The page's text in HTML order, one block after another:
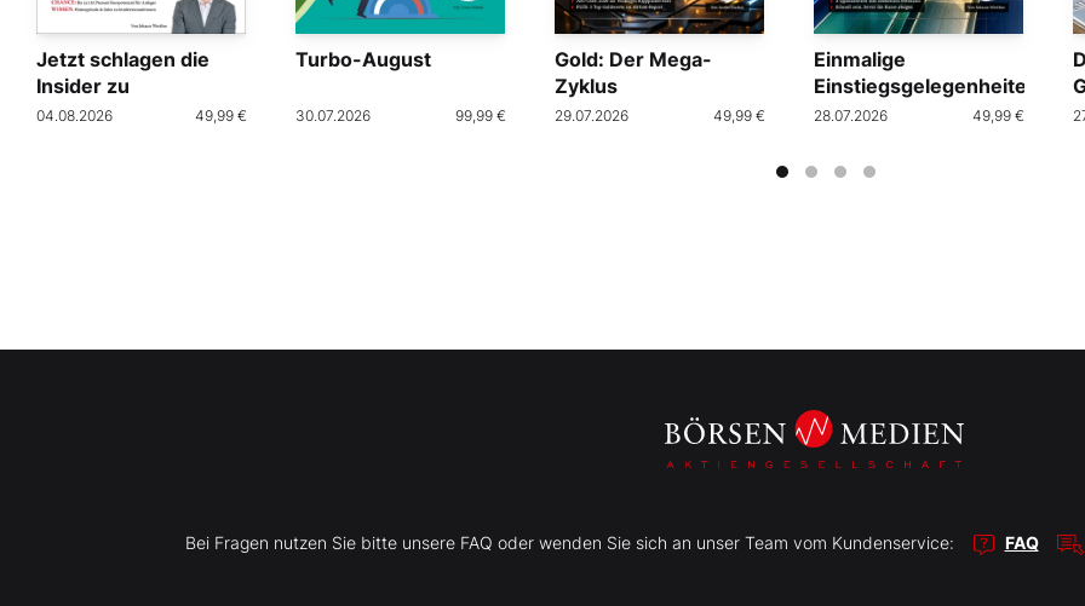
Jetzt schlagen die
Insider zu
04.08.2026 49,99 €
Turbo-August
30.07.2026 99,99 €
Gold: Der Mega-
Zyklus
29.07.2026 49,99 €
Einmalige
Einstiegsgelegenheiten
28.07.2026 49,99 €
Bei Fragen nutzen Sie bitte unsere FAQ oder wenden Sie sich an unser Team vom Kundenservice: FAQ